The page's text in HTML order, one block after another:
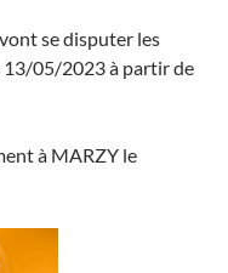
se disputer les
05/2023 à partir de
à MARZY le